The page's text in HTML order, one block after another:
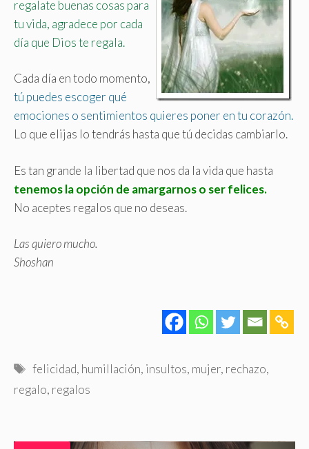
regalate buenas cosas para
tu vida, agradece por cada
día que Dios te regala.
Cada día en todo momento,
tú puedes escoger qué
emociones o sentimientos quieres poner en tu corazón.
Lo que elijas lo tendrás hasta que tú decidas cambiarlo.
Es tan grande la libertad que nos da la vida que hasta
tenemos la opción de amargarnos o ser felices.
No aceptes regalos que no deseas.
Las quiero mucho.
Shoshan
Etiquetas
felicidad, humillación, insultos, mujer, rechazo,
regalo, regalos